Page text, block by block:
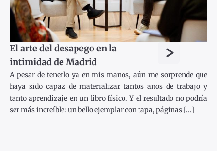
El arte del desapego en la
intimidad de Madrid
>
A pesar de tenerlo ya en mis manos, aún me sorprende que
haya sido capaz de materializar tantos años de trabajo y
tanto aprendizaje en un libro físico. Y el resultado no podría
ser más increíble: un bello ejemplar con tapa, páginas [...]